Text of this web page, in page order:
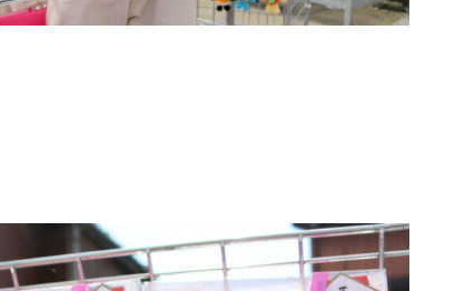
桜スポット2025＠島原（島原総